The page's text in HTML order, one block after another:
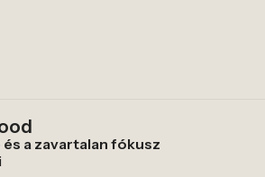
a zavartalan fókusz